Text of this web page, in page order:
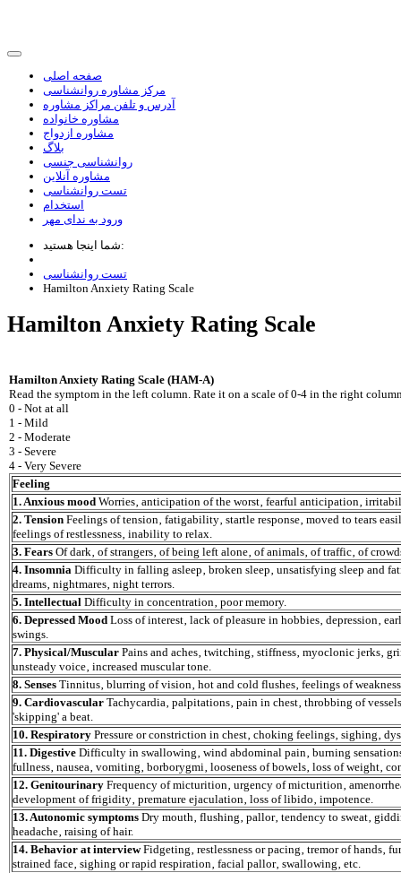
صفحه اصلی
مرکز مشاوره روانشناسی
آدرس و تلفن مراکز مشاوره
مشاوره خانواده
مشاوره ازدواج
بلاگ
روانشناسی جنسی
مشاوره آنلاین
تست روانشناسی
استخدام
ورود به ندای مهر
شما اینجا هستید:
تست روانشناسی
Hamilton Anxiety Rating Scale
Hamilton Anxiety Rating Scale
Hamilton Anxiety Rating Scale (HAM-A)
Read the symptom in the left column. Rate it on a scale of 0-4 in the right
0 - Not at all
1 - Mild
2 - Moderate
3 - Severe
4 - Very Severe
Feeling
1. Anxious mood Worries‚ anticipation of the worst‚ fearful anticipation‚
2. Tension Feelings of tension‚ fatigability‚ startle response‚ moved to tears
feelings of restlessness‚ inability to relax.
3. Fears Of dark‚ of strangers‚ of being left alone‚ of animals‚ of traffic‚ of
4. Insomnia Difficulty in falling asleep‚ broken sleep‚ unsatisfying sleep and
dreams‚ nightmares‚ night terrors.
5. Intellectual Difficulty in concentration‚ poor memory.
6. Depressed Mood Loss of interest‚ lack of pleasure in hobbies‚ depression‚
swings.
7. Physical/Muscular Pains and aches‚ twitching‚ stiffness‚ myoclonic jerks‚
unsteady voice‚ increased muscular tone.
8. Senses Tinnitus‚ blurring of vision‚ hot and cold flushes‚ feelings of
9. Cardiovascular Tachycardia‚ palpitations‚ pain in chest‚ throbbing of
'skipping' a beat.
10. Respiratory Pressure or constriction in chest‚ choking feelings‚ sighing‚
11. Digestive Difficulty in swallowing‚ wind abdominal pain‚ burning
fullness‚ nausea‚ vomiting‚ borborygmi‚ looseness of bowels‚ loss of weight‚
12. Genitourinary Frequency of micturition‚ urgency of micturition‚
development of frigidity‚ premature ejaculation‚ loss of libido‚ impotence.
13. Autonomic symptoms Dry mouth‚ flushing‚ pallor‚ tendency to sweat‚
headache‚ raising of hair.
14. Behavior at interviewFidgeting‚ restlessness or pacing‚ tremor of hands‚
strained face‚ sighing or rapid respiration‚ facial pallor‚ swallowing‚ etc.